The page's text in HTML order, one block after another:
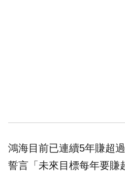
鴻海目前已連續5年賺超
誓言「未來目標每年要賺